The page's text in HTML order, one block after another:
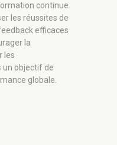
continue.
les réussites de
efficaces
la
les
un objectif de
globale.